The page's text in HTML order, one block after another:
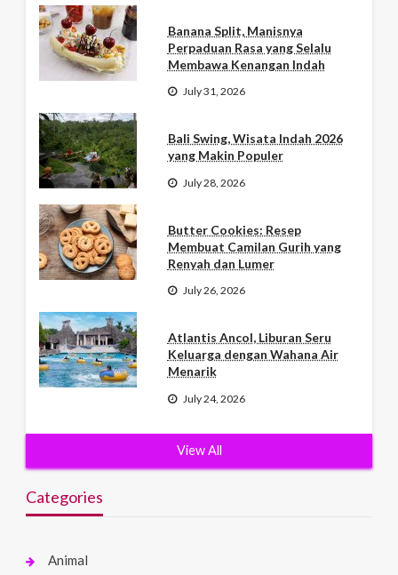
Banana Split, Manisnya
Perpaduan Rasa yang Selalu
Membawa Kenangan Indah
July 31, 2026
Bali Swing, Wisata Indah 2026
yang Makin Populer
July 28, 2026
Butter Cookies: Resep
Membuat Camilan Gurih yang
Renyah dan Lumer
July 26, 2026
Atlantis Ancol, Liburan Seru
Keluarga dengan Wahana Air
Menarik
July 24, 2026
View All
Categories
Animal